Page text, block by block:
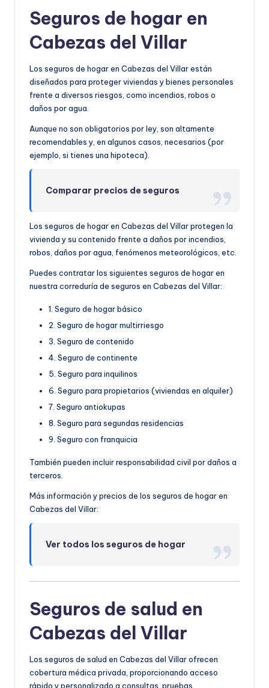
Seguros de hogar en
Cabezas del Villar
Los seguros de hogar en Cabezas del Villar están
diseñados para proteger viviendas y bienes personales
frente a diversos riesgos, como incendios, robos o
daños por agua.
Aunque no son obligatorios por ley, son altamente
recomendables y, en algunos casos, necesarios (por
ejemplo, si tienes una hipoteca).
Comparar precios de seguros
Los seguros de hogar en Cabezas del Villar protegen la
vivienda y su contenido frente a daños por incendios,
robos, daños por agua, fenómenos meteorológicos, etc.
Puedes contratar los siguientes seguros de hogar en
nuestra correduría de seguros en Cabezas del Villar:
1. Seguro de hogar básico
2. Seguro de hogar multirriesgo
3. Seguro de contenido
4. Seguro de continente
5. Seguro para inquilinos
6. Seguro para propietarios (viviendas en alquiler)
7. Seguro antiokupas
8. Seguro para segundas residencias
9. Seguro con franquicia
También pueden incluir responsabilidad civil por daños a
terceros.
Más información y precios de los seguros de hogar en
Cabezas del Villar:
Ver todos los seguros de hogar
Seguros de salud en
Cabezas del Villar
Los seguros de salud en Cabezas del Villar ofrecen
cobertura médica privada, proporcionando acceso
rápido y personalizado a consultas, pruebas